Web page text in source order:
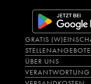
GRATIS
STELLENANGEBOTE
ÜBER UNS